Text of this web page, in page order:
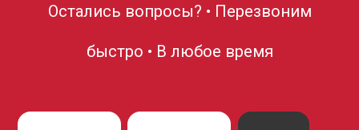
Остались вопросы? • Перезвоним
быстро • В любое время